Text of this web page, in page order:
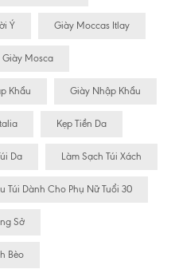
Ý Giày Moccas Itlay
Giày Mosca
Khẩu Giày Nhập Khẩu
Italia Kẹp Tiền Da
Da Làm Sạch Túi Xách
Túi Dành Cho Phụ Nữ Tuổi 30
Sở
Bèo